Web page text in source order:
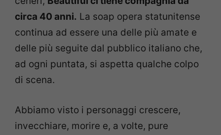
circa 40 anni. La soap opera statunitense
continua ad essere una delle più amate e
delle più seguite dal pubblico italiano che,
ad ogni puntata, si aspetta qualche colpo
di scena.
Abbiamo visto i personaggi crescere,
invecchiare, morire e, a volte, pure